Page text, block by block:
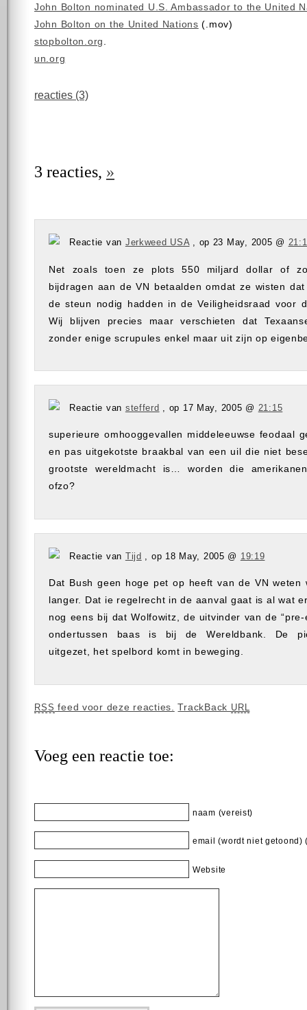
John Bolton nominated U.S. Ambassador to the United
John Bolton on the United Nations (.mov)
stopbolton.org
un.org
reacties (3)
3 reacties, »
Reactie van Jerkweed USA, op 23 May, 2005 @
Net zoals toen ze plots 550 miljard dollar of zo
bijdragen aan de VN betaalden omdat ze wisten
de steun nodig hadden in de Veiligheidsraad voor
Wij blijven precies maar verschieten dat
zonder enige scrupules enkel maar uit zijn op
Reactie van stefferd , op 17 May, 2005 @ 21:15
superieure omhooggevallen middeleeuwse feodaal
en pas uitgekotste braakbal van een uil die niet
grootste wereldmacht is… worden die
ofzo?
Reactie van Tijd , op 18 May, 2005 @ 19:19
Dat Bush geen hoge pet op heeft van de VN weten
langer. Dat ie regelrecht in de aanval gaat is al wat
nog eens bij dat Wolfowitz, de uitvinder van de “pre-
ondertussen baas is bij de Wereldbank. De
uitgezet, het spelbord komt in beweging.
RSS feed voor deze reacties. TrackBack URL
Voeg een reactie toe:
naam (vereist)
email (wordt niet getoond)
Website